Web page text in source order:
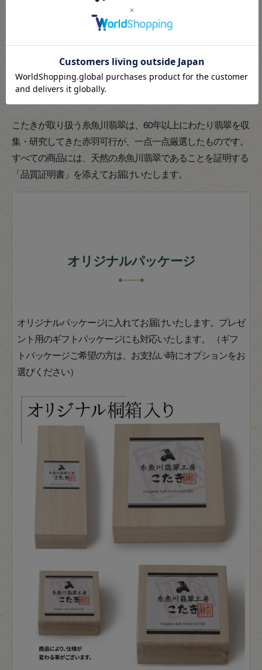
こたきが取り扱う糸魚川翡翠は、60年以上にわたり翡翠を収
集・研究してきた赤羽可行が、一点一点厳選したものです。
すべての商品には、天然の糸魚川翡翠であることを証明する
「品質証明書」を添えてお届けいたします。
オリジナルパッケージ
オリジナルパッケージに入れてお届けいたします。プレゼ
ント用のギフトパッケージにも対応いたします。 （ギフ
トパッケージご希望の方は、お支払い時にオプションをお
選びください）